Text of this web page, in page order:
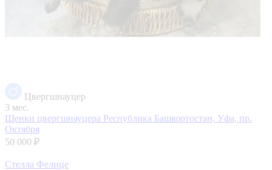
Цвергшнауцер
3 мес.
Щенки цвергшнауцера Республика Башкортостан, Уфа, пр.
Октября
50 000 ₽
Стелла Фелице